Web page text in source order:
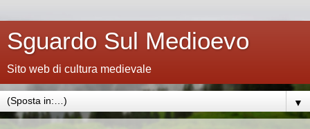
Sguardo Sul Medioevo
Sito web di cultura medievale
▼